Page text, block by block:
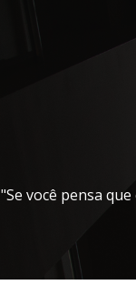
"Se você pensa